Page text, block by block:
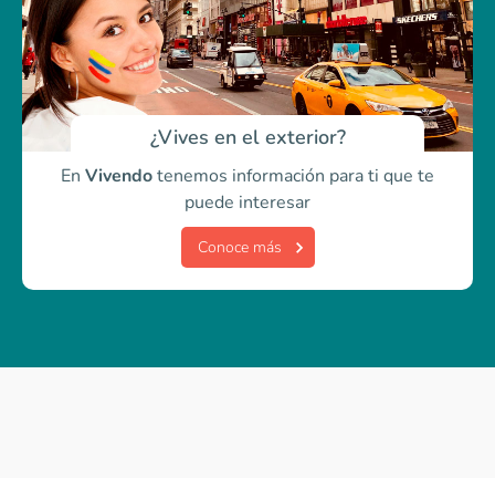
¿Vives en el exterior?
En Vivendotenemos información para ti que te
puede interesar
Conoce más